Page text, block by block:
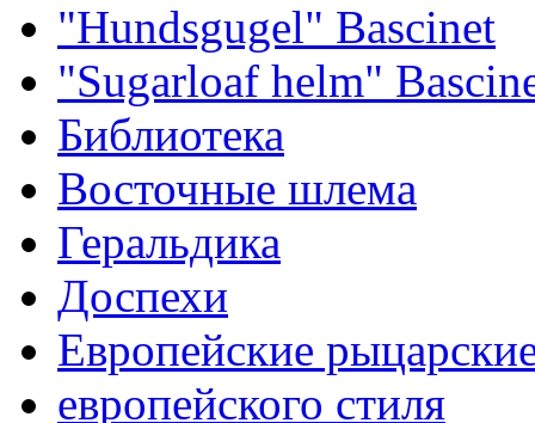
"Hundsgugel" Bascinet
"Sugarloaf helm"
Библиотека
Восточные шлема
Геральдика
Доспехи
Европейские
европейского стиля